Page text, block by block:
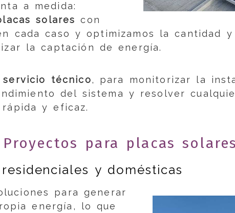
a medida:
solares con
cada caso y optimizamos la cantidad
la captación de energía.
servicio técnico, para monitorizar la
del sistema y resolver
y eficaz.
Proyectos para placas
y domésticas
para generar
energía, lo que